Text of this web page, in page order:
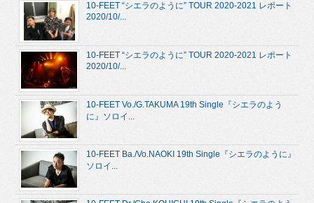
10-FEET “シエラのように” TOUR 2020-2021 レポート
2020/10/...
10-FEET “シエラのように” TOUR 2020-2021 レポート
2020/10/...
10-FEET Vo./G.TAKUMA 19th Single『シエラのよう
に』ソロイ...
10-FEET Ba./Vo.NAOKI 19th Single『シエラのように』
ソロイ...